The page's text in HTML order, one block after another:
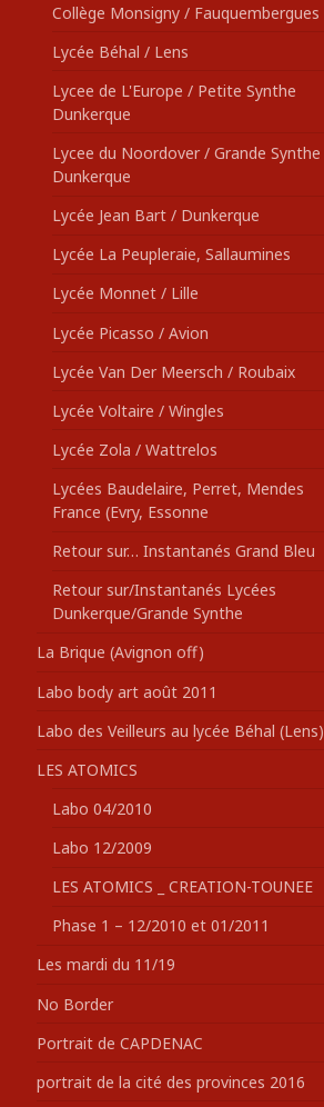
Collège Monsigny / Fauquembergues
Lycée Béhal / Lens
Lycee de L'Europe / Petite Synthe
Dunkerque
Lycee du Noordover / Grande Synthe
Dunkerque
Lycée Jean Bart / Dunkerque
Lycée La Peupleraie, Sallaumines
Lycée Monnet / Lille
Lycée Picasso / Avion
Lycée Van Der Meersch / Roubaix
Lycée Voltaire / Wingles
Lycée Zola / Wattrelos
Lycées Baudelaire, Perret, Mendes
France (Evry, Essonne
Retour sur… Instantanés Grand Bleu
Retour sur/Instantanés Lycées
Dunkerque/Grande Synthe
La Brique (Avignon off)
Labo body art août 2011
Labo des Veilleurs au lycée Béhal (Lens)
LES ATOMICS
Labo 04/2010
Labo 12/2009
LES ATOMICS _ CREATION-TOUNEE
Phase 1 – 12/2010 et 01/2011
Les mardi du 11/19
No Border
Portrait de CAPDENAC
portrait de la cité des provinces 2016